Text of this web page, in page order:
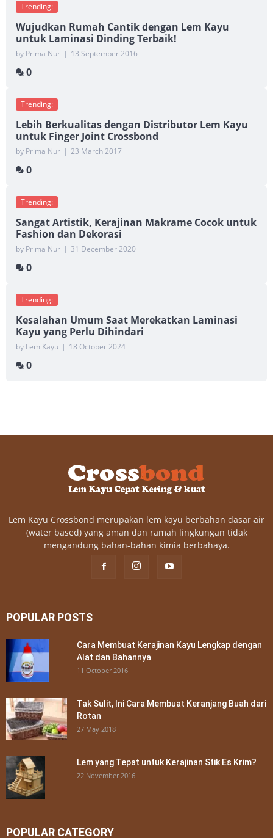
Trending:
Wujudkan Rumah Cantik dengan Lem Kayu
untuk Laminasi Dinding Terbaik!
by Prima Nur | 13 September 2016
0
Trending:
Lebih Berkualitas dengan Distributor Lem Kayu
untuk Finger Joint Crossbond
by Prima Nur | 23 March 2017
0
Trending:
Sangat Artistik, Kerajinan Makrame Cocok untuk
Fashion dan Dekorasi
by Prima Nur | 31 December 2020
0
Trending:
Kesalahan Umum Saat Merekatkan Laminasi
Kayu yang Perlu Dihindari
by Lem Kayu | 18 October 2024
0
Lem Kayu Crossbond merupakan lem kayu berbahan dasar air
(water based) yang aman dan ramah lingkungan tidak
mengandung bahan-bahan kimia berbahaya.
POPULAR POSTS
Cara Membuat Kerajinan Kayu Lengkap dengan
Alat dan Bahannya
11 October 2016
Tak Sulit, Ini Cara Membuat Keranjang Buah dari
Rotan
27 May 2018
Lem yang Tepat untuk Kerajinan Stik Es Krim?
22 November 2016
POPULAR CATEGORY